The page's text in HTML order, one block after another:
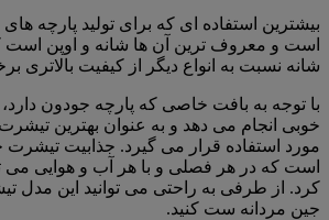
بیشترین استفاده ای که برای تولید پارچه
است و معروف ترین آن ها شانه و اوپن است
شانه نسبت به انواع دیگر از کیفیت بالاتری
با توجه به بافت خاصی که پارچه جودون
خوبی انجام می دهد و به عنوان بهترین
مورد استفاده قرار می گیرد. جذابیت تیشرت
است که در هر فصلی و با هر آب و‌ هوایی می
کرد. از طرفی به راحتی می توانید این مدل
جین مردانه ست کنید.